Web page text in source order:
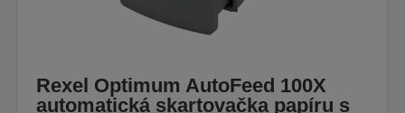
Rexel Optimum AutoFeed 100X
automatická skartovačka papíru s